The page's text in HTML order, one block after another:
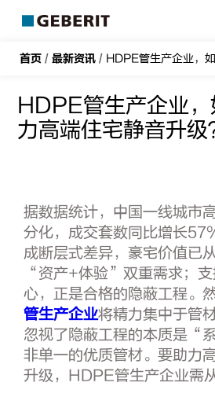
力
首页 / 最新资讯 /
HDPE管生产企业，
力高端住宅静音升级
据数据统计，中国一线城市
分化，成交套数同比增长
成断层式差异，豪宅价值
“资产+体验”双重需求；
心，正是合格的隐蔽工程。
管生产企业将精力集中于管
忽视了隐蔽工程的本质是“
非单一的优质管材。要助力
升级，HDPE管生产企业需